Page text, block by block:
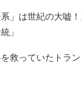
系」は世紀の大嘘
」
救っていたトラ